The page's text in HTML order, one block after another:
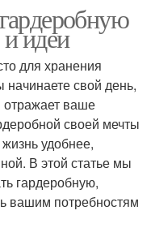
идеи
для хранения
свой день,
отражает ваше
своей мечты
удобнее,
В этой статье мы
гардеробную,
вашим потребностям